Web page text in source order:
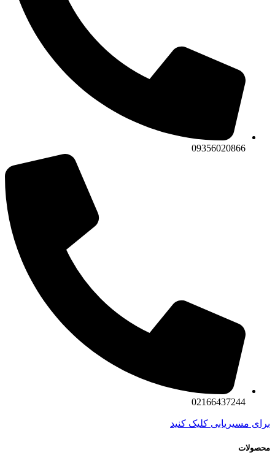
09356020866
02166437244
برای مسیریابی کلیک کنید
محصولات